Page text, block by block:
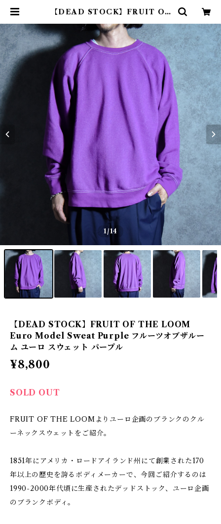
【DEAD STOCK】FRUIT OF
at Purple フルーツオブザルーム
ユーロ スウェット パープル | mar
k & collars (マークアンドカラー
ズ)
1/14
【DEAD STOCK】FRUIT OF THE LOOM
Euro Model Sweat Purple フルーツオブザルー
ム ユーロ スウェット パープル
¥8,800
SOLD OUT
FRUIT OF THE LOOMよりユーロ企画のブランクのクル
ーネックスウェットをご紹介。
1851年にアメリカ・ロードアイランド州にて創業された170
年以上の歴史を誇るボディメーカーで、今回ご紹介するのは
1990-2000年代頃に生産されたデッドストック、ユーロ企画
のブランクボディ。